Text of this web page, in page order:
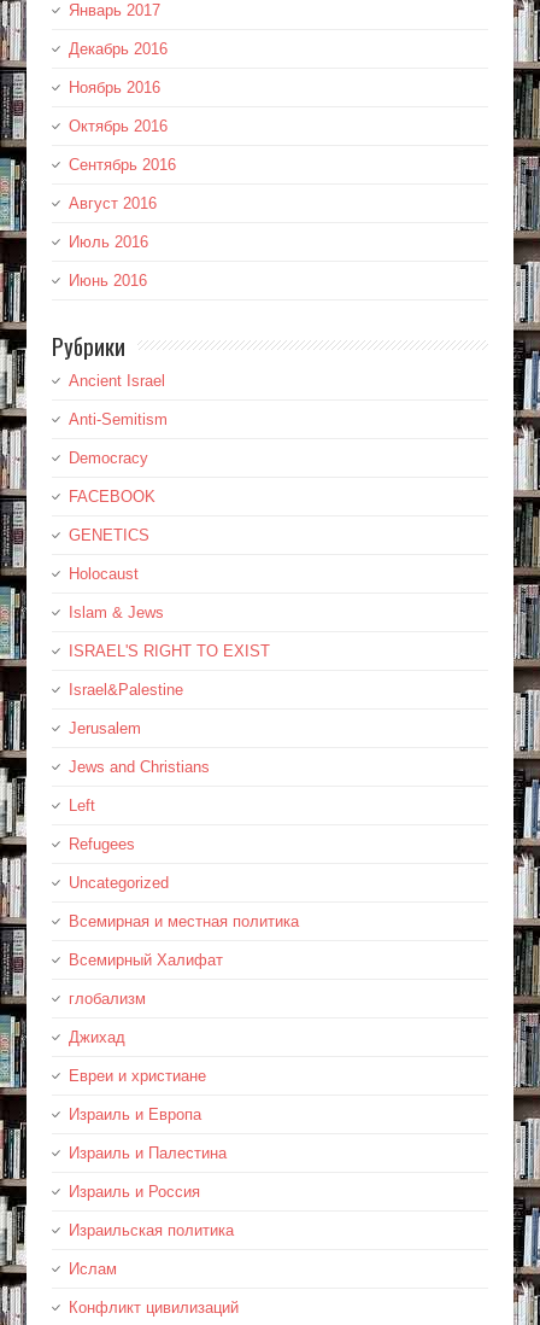
Январь 2017
Декабрь 2016
Ноябрь 2016
Октябрь 2016
Сентябрь 2016
Август 2016
Июль 2016
Июнь 2016
Рубрики
Ancient Israel
Anti-Semitism
Democracy
FACEBOOK
GENETICS
Holocaust
Islam & Jews
ISRAEL'S RIGHT TO EXIST
Israel&Palestine
Jerusalem
Jews and Christians
Left
Refugees
Uncategorized
Всемирная и местная политика
Всемирный Халифат
глобализм
Джихад
Евреи и христиане
Израиль и Европа
Израиль и Палестина
Израиль и Россия
Израильская политика
Ислам
Конфликт цивилизаций